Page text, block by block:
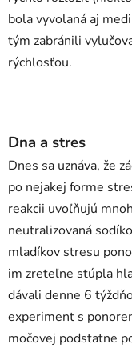
bola vyvolaná aj
tým zabránili
rýchlosťou.
Dna a stres
Dnes sa uznáva, že
po nejakej forme
reakcii uvoľňujú
neutralizovaná
mladíkov stresu
im zreteľne stúpla
dávali denne 6
experiment s
močovej podstatne